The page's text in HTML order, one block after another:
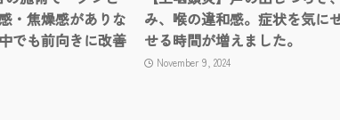
・焦燥感がありな
でも前向きに改善
み、喉の違和感。症状を気に
せる時間が増えました。
November 9, 2024